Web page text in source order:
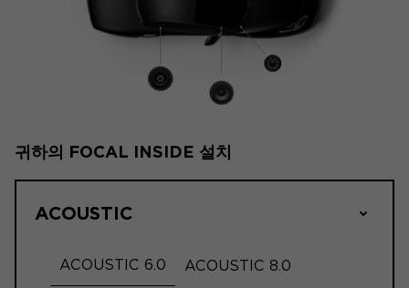
귀하의 FOCAL INSIDE 설치
ACOUSTIC
ACOUSTIC 6.0 ACOUSTIC 8.0